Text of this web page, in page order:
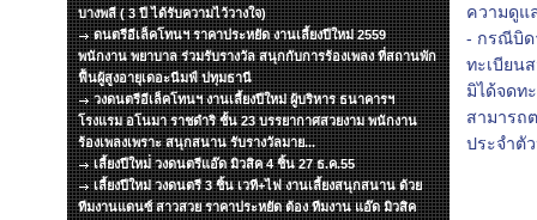
บางพลี ( 3 ปี ได้รับความไว้วางใจ)
ดนตรีอีเล็คโทนฯ ราคาประหยัด งานเลี้ยงปีใหม่ 2559
พนักงาน พยาบาล ร่วมรับรางวัล สนุกกับการร้องเพลง ที่สถานพัก
ฟื้นผู้สูงอายุเดอะนีมฟ์ ปทุมธานี
วงดนตรีอีเล็คโทนฯ งานเลี้ยงปีใหม่ ผู้บริหาร ธนาคารฯ
โรงแรม อโนมา ราชดำริ ชั้น 23 บรรยากาศสวยงาม พนักงาน
ร้องเพลงเพราะ สนุกสนาน รับรางวัลมาย...
เลี้ยงปีใหม่่ วงดนตรีแอ๊ด มิวสิค 4 ชิ้น 27 ธ.ค.55
เลี้ยงปีใหม่ วงดนตรี 3 ชิ้น เวที+ไฟ งานเลี้ยงสนุกสนาน ด้วย
ทีมงานแดนซ์ สาวสวย ราคาประหยัด ต้อง ทีมงาน แอ๊ด มิวสิค
ความดูแ
- กรณีบิด
ทะเบียน
มิได้จดท
สามารถ
ประจำตั